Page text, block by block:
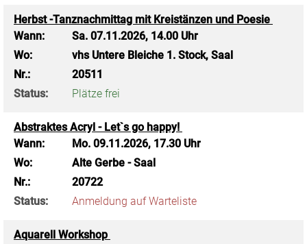
Herbst -Tanznachmittag mit Kreistänzen und Poesie
Wann:
Sa. 07.11.2026, 14.00 Uhr
Wo:
vhs Untere Bleiche 1. Stock, Saal
Nr.:
20511
Status:
Plätze frei
Abstraktes Acryl - Let`s go happy!
Wann:
Mo. 09.11.2026, 17.30 Uhr
Wo:
Alte Gerbe - Saal
Nr.:
20722
Status:
Anmeldung auf Warteliste
Aquarell Workshop